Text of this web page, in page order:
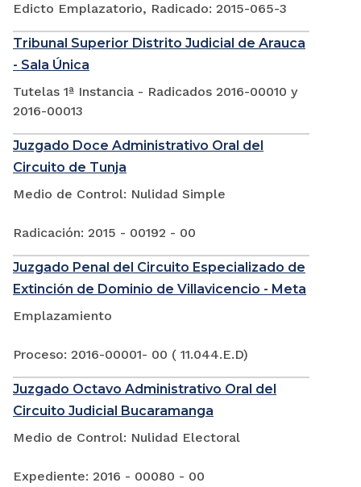
Edicto Emplazatorio, Radicado: 2015-065-3
Tribunal Superior Distrito Judicial de Arauca
- Sala Única
Tutelas 1ª Instancia - Radicados 2016-00010 y
2016-00013
Juzgado Doce Administrativo Oral del
Circuito de Tunja
Medio de Control: Nulidad Simple
Radicación: 2015 - 00192 - 00
Juzgado Penal del Circuito Especializado de
Extinción de Dominio de Villavicencio - Meta
Emplazamiento
Proceso: 2016-00001- 00 ( 11.044.E.D)
Juzgado Octavo Administrativo Oral del
Circuito Judicial Bucaramanga
Medio de Control: Nulidad Electoral
Expediente: 2016 - 00080 - 00